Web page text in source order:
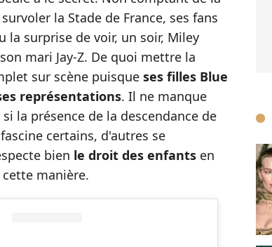
la Stade de France, ses fans
la surprise de voir, un soir, Miley
mari Jay-Z. De quoi mettre la
sur scène puisque ses filles Blue
représentations. Il ne manque
la présence de la descendance de
certains, d'autres se
bien le droit des enfants en
manière.